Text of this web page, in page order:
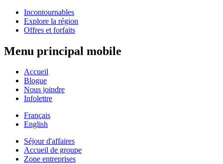
Incontournables
Explore la région
Offres et forfaits
Menu principal mobile
Accueil
Blogue
Nous joindre
Infolettre
Français
English
Séjour d'affaires
Accueil de groupe
Zone entreprises